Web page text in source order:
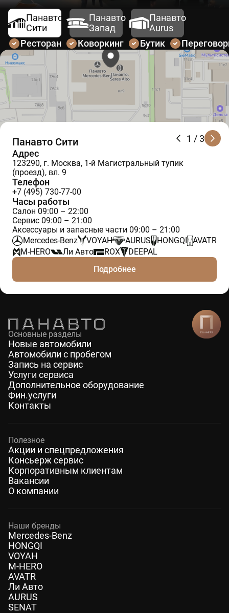
Панавто
Сити
Панавто
Запад
Панавто
Aurus
Ресторан
Коворкинг Бутик
1 / 3
Панавто Сити
Адрес
123290, г. Москва, 1-й Магистральный тупик
(проезд), вл. 9
Телефон
+7 (495) 730-77-00
Часы работы
Салон 09:00 – 22:00
Сервис 09:00 – 21:00
Аксессуары и запасные части 09:00 – 21:00
Mercedes-Benz
VOYAH AURUS HONGQI
AVATR
M-HERO
Ли Авто ROX
DEEPAL
Подробнее
Основные разделы
Новые автомобили
Автомобили с пробегом
Запись на сервис
Услуги сервиса
Дополнительное оборудование
Фин.услуги
Контакты
Полезное
Акции и спецпредложения
Консьерж сервис
Корпоративным клиентам
Вакансии
О компании
Наши бренды
Mercedes-Benz
HONGQI
VOYAH
M-HERO
AVATR
Ли Авто
AURUS
SENAT